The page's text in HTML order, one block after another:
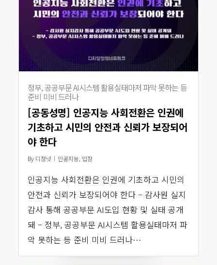
정부, 공공부문 AI시스템 활용실태마저 파악 못하는 등
준비 미비 드러나
[공동성명] 인공지능 사회전환은 인권에
기초하고 시민의 안전과 신뢰가 보장되어
야 한다
By 디정넷 인공지능, 입장
인공지능 사회전환은 인권에 기초하고 시민의
안전과 신뢰가 보장되어야 한다 – 감사원 실지
감사 통해 공공부문 AI도입 현황 및 실태 공개
돼 – 정부, 공공부문 AI시스템 활용실태마저 파
악 못하는 등 준비 미비 드러나…